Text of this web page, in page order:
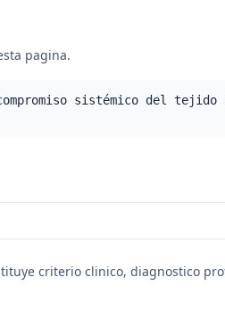
pagina.
sistémico del
criterio clinico, diagnostico